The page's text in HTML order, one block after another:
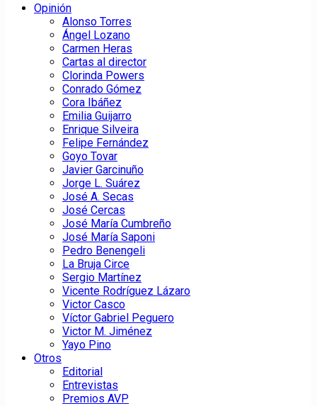
Opinión
Alonso Torres
Ángel Lozano
Carmen Heras
Cartas al director
Clorinda Powers
Conrado Gómez
Cora Ibáñez
Emilia Guijarro
Enrique Silveira
Felipe Fernández
Goyo Tovar
Javier Garcinuño
Jorge L. Suárez
José A. Secas
José Cercas
José María Cumbreño
José María Saponi
Pedro Benengeli
La Bruja Circe
Sergio Martínez
Vicente Rodríguez Lázaro
Victor Casco
Víctor Gabriel Peguero
Victor M. Jiménez
Yayo Pino
Otros
Editorial
Entrevistas
Premios AVP